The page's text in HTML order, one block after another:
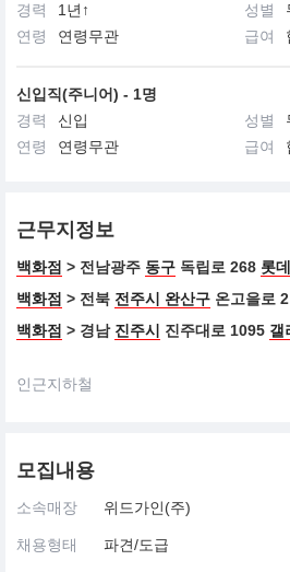
경력
1년↑ 성별
연령
연령무관 급여
신입직(주니어) - 1명
경력
신입 성별
연령
연령무관 급여
근무지정보
백화점 > 전남광주 동구 독립로 268 롯
백화점 > 전북 전주시 완산구 온고을로 2
백화점 > 경남 진주시 진주대로 1095 갤
인근지하철
모집내용
소속매장 위드가인(주)
채용형태 파견/도급